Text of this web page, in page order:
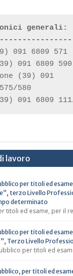
generali:
091 6809 571
091 6809 590
(39) 091
580
091 6809
lavoro
per titoli ed
terzo Livello
determinato
titoli ed esame, per il
per titoli ed
Terzo Livello
per titoli ed
per titoli ed